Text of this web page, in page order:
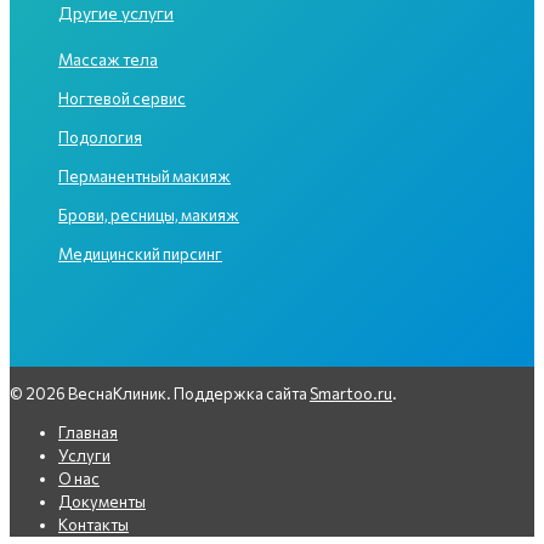
Другие услуги
Массаж тела
Ногтевой сервис
Подология
Перманентный макияж
Брови, ресницы, макияж
Медицинский пирсинг
© 2026 ВеснаКлиник. Поддержка сайта Smartoo.ru.
Главная
Услуги
О нас
Документы
Контакты